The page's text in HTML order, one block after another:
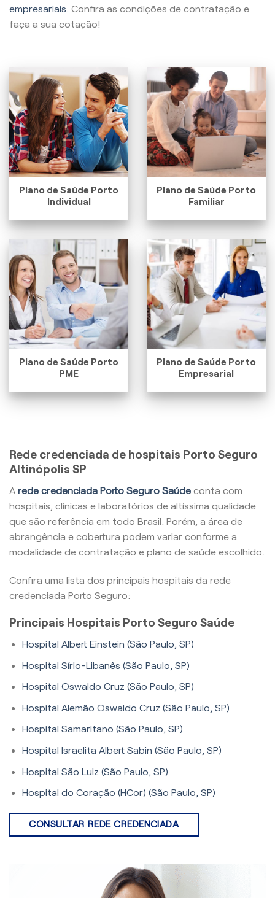
empresariais . Confira as condições de contratação e
faça a sua cotação!
Plano de Saúde Porto
Individual
Plano de Saúde Porto
Familiar
Plano de Saúde Porto
PME
Plano de Saúde Porto
Empresarial
Rede credenciada de hospitais Porto Seguro
Altinópolis SP
A rede credenciada Porto Seguro Saúde conta com
hospitais, clínicas e laboratórios de altíssima qualidade
que são referência em todo Brasil. Porém, a área de
abrangência e cobertura podem variar conforme a
modalidade de contratação e plano de saúde escolhido.
Confira uma lista dos principais hospitais da rede
credenciada Porto Seguro:
Principais Hospitais Porto Seguro Saúde
Hospital Albert Einstein (São Paulo, SP)
Hospital Sírio-Libanês (São Paulo, SP)
Hospital Oswaldo Cruz (São Paulo, SP)
Hospital Alemão Oswaldo Cruz (São Paulo, SP)
Hospital Samaritano (São Paulo, SP)
Hospital Israelita Albert Sabin (São Paulo, SP)
Hospital São Luiz (São Paulo, SP)
Hospital do Coração (HCor) (São Paulo, SP)
CONSULTAR REDE CREDENCIADA